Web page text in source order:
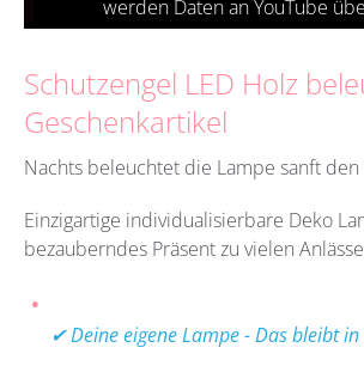
Schutzengel LED Holz
Geschenkartikel
Nachts beleuchtet die Lampe sanft den
Einzigartige individualisierbare Deko
bezauberndes Präsent zu vielen
✔ Deine eigene Lampe - Das bleibt